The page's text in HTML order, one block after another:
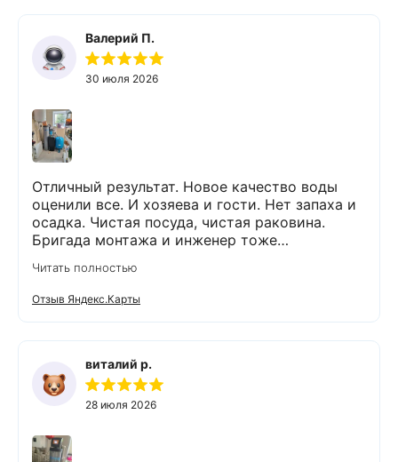
Валерий П.
30 июля 2026
Отличный результат. Новое качество воды
оценили все. И хозяева и гости. Нет запаха и
осадка. Чистая посуда, чистая раковина.
Бригада монтажа и инженер тоже
рассказали. Монтаж прошел быстро и бе з
проблем и неудобств. Оборудование не
занимает много места и легко
обслуживается. Результаты новых анализов
отличные. Могу всем рекомендовать данную
компанию и ее специалистов.
Читать полностью
Отзыв Яндекс.Карты
виталий р.
28 июля 2026